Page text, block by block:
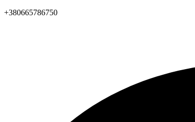
+380665786750